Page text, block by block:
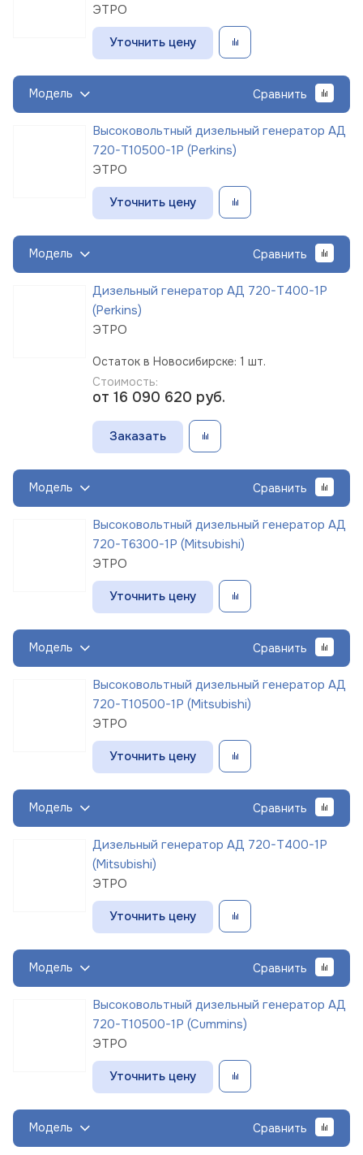
ЭТРО
Уточнить цену
Модель Сравнить
Высоковольтный дизельный генератор АД
720-Т10500-1Р (Perkins)
ЭТРО
Уточнить цену
Модель Сравнить
Дизельный генератор АД 720-Т400-1Р
(Perkins)
ЭТРО
Остаток в Новосибирске: 1 шт.
Стоимость:
от 16 090 620 руб.
Заказать
Модель Сравнить
Высоковольтный дизельный генератор АД
720-Т6300-1Р (Mitsubishi)
ЭТРО
Уточнить цену
Модель Сравнить
Высоковольтный дизельный генератор АД
720-Т10500-1Р (Mitsubishi)
ЭТРО
Уточнить цену
Модель Сравнить
Дизельный генератор АД 720-Т400-1Р
(Mitsubishi)
ЭТРО
Уточнить цену
Модель Сравнить
Высоковольтный дизельный генератор АД
720-Т10500-1Р (Cummins)
ЭТРО
Уточнить цену
Модель Сравнить